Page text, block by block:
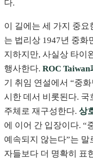
다.
이 길에는 세 가지 중요
는 법리상 1947년 중화
지하지만, 사실상 타이
행사한다. ROC Taiwan
기 취임 연설에서 “중
시한 데서 비롯된다. 국
주체로 재구성한다. 상
에 이어 간 입장이다. “
예속되지 않는다”는
자들보다 더 명확히 표